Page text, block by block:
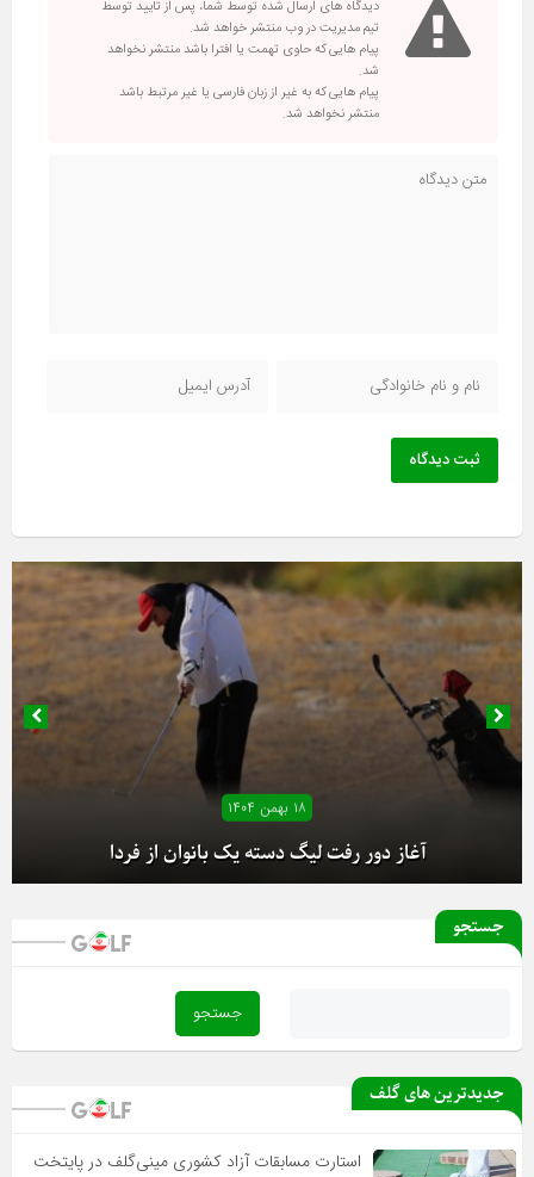
دیدگاه های ارسال شده توسط شما، پس از تایید توسط
تیم مدیریت در وب منتشر خواهد شد.
پیام هایی که حاوی تهمت یا افترا باشد منتشر نخواهد
شد.
پیام هایی که به غیر از زبان فارسی یا غیر مرتبط باشد
منتشر نخواهد شد.
ثبت دیدگاه
۱۸ بهمن ۱۴۰۴
آغاز دور رفت لیگ دسته یک بانوان از فردا
جستجو
جدیدترین های گلف
استارت مسابقات آزاد کشوری مینی‌گلف در پایتخت